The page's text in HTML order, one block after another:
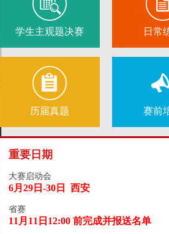
学生主观题决赛 日常
历届真题 赛前
重要日期
大赛启动会
6月29日-30日 西安
省赛
11月11日12:00 前完成并报送名单